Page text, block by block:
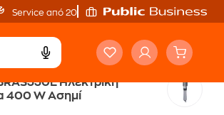
Service από 20'
Ηλεκτρική
400 W Ασημί
€